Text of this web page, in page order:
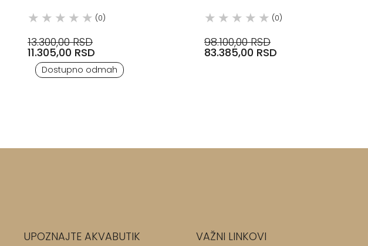
(0)
13.300,00 RSD
11.305,00 RSD
Dostupno odmah
(0)
98.100,00 RSD
83.385,00 RSD
UPOZNAJTE AKVABUTIK VAŽNI LINKOVI